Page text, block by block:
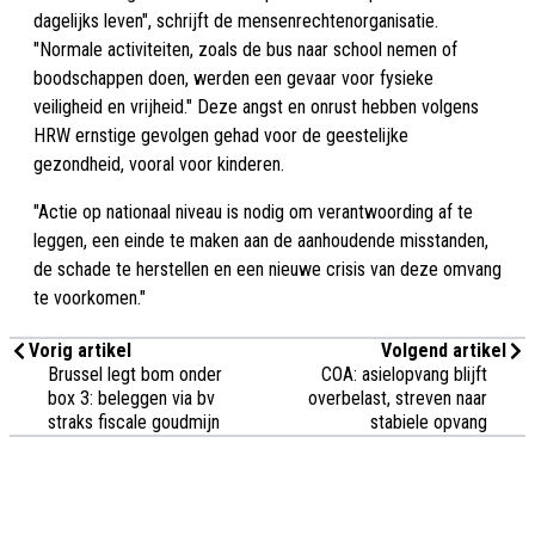
dagelijks leven", schrijft de mensenrechtenorganisatie.
"Normale activiteiten, zoals de bus naar school nemen of
boodschappen doen, werden een gevaar voor fysieke
veiligheid en vrijheid." Deze angst en onrust hebben volgens
HRW ernstige gevolgen gehad voor de geestelijke
gezondheid, vooral voor kinderen.
"Actie op nationaal niveau is nodig om verantwoording af te
leggen, een einde te maken aan de aanhoudende misstanden,
de schade te herstellen en een nieuwe crisis van deze omvang
te voorkomen."
Vorig artikel
Brussel legt bom onder
box 3: beleggen via bv
straks fiscale goudmijn
Volgend artikel
COA: asielopvang blijft
overbelast, streven naar
stabiele opvang